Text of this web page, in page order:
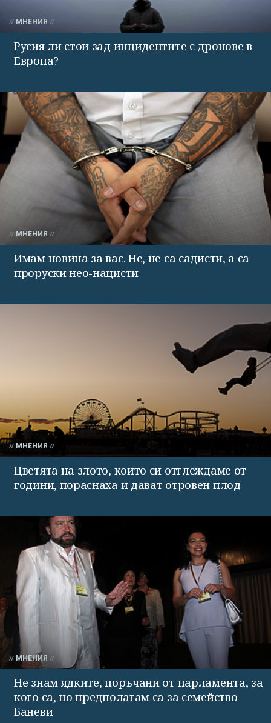
МНЕНИЯ
Русия ли стои зад инцидентите с дронове в
Европа?
МНЕНИЯ
Имам новина за вас. Не, не са садисти, а са
проруски нео-нацисти
МНЕНИЯ
Цветята на злото, които си отглеждаме от
години, пораснаха и дават отровен плод
МНЕНИЯ
Не знам ядките, поръчани от парламента, за
кого са, но предполагам са за семейство
Баневи